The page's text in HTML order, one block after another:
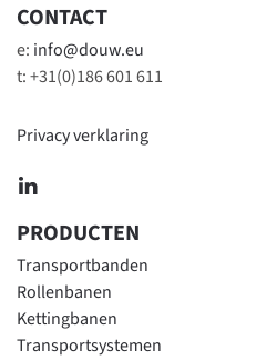
CONTACT
e: info@douw.eu
t: +31(0)186 601 611
Privacy verklaring
PRODUCTEN
Transportbanden
Rollenbanen
Kettingbanen
Transportsystemen